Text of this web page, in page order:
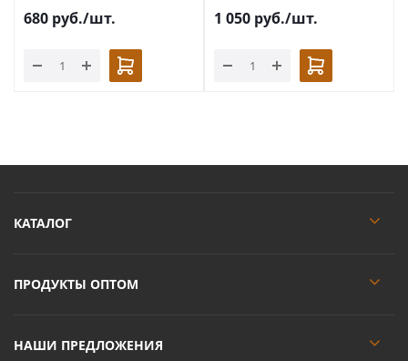
680 руб./шт. 1 050 руб./шт.
КАТАЛОГ
ПРОДУКТЫ ОПТОМ
НАШИ ПРЕДЛОЖЕНИЯ